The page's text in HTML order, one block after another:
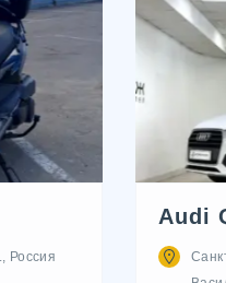
Россия
Audi